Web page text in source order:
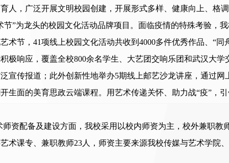
人，广泛开展文明校园创建，开展形式多样、健康向上、格
节”为龙头的校园文化活动品牌项目。面临疫情的特殊考验，我
术节，41项线上校园文化活动共收到4000多件优秀作品、“
极响应，覆盖全校800余名学生、大艺团交响乐团和武汉大
宣传报道；此外创新性地举办5期线上邮艺沙龙讲座，通过
生面的美育思政云端课程。用艺术传递关怀、助力战“疫”，
师资配备及建设方面，我校采用以校内师资为主，校外兼职教
术课专、兼职教师23人，师资主要来源我校传媒与艺术学院